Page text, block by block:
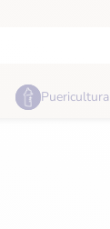
Puericultura